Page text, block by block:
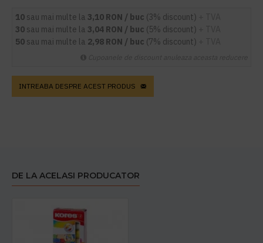
10 sau mai multe la 3,10 RON / buc (3% discount)
30 sau mai multe la 3,04 RON / buc (5% discount)
50 sau mai multe la 2,98 RON / buc (7% discount)
INTREABA DESPRE ACEST PRODUS
DE LA ACELASI PRODUCATOR